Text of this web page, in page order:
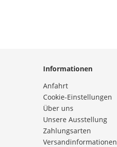
Informationen
Anfahrt
Cookie-Einstellungen
Über uns
Unsere Ausstellung
Zahlungsarten
Versandinformationen